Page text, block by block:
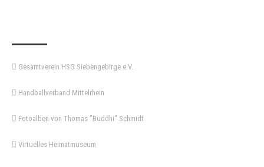
Gesamtverein HSG Siebengebirge e.V.
Handballverband Mittelrhein
Fotoalben von Thomas "Buddhi" Schmidt
Virtuelles Heimatmuseum